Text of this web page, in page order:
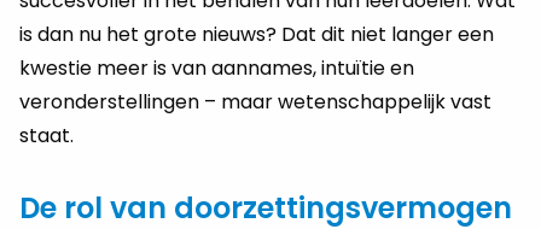
is dan nu het grote nieuws? Dat dit niet langer een
kwestie meer is van aannames, intuïtie en
veronderstellingen – maar wetenschappelijk vast
staat.
De rol van doorzettingsvermogen